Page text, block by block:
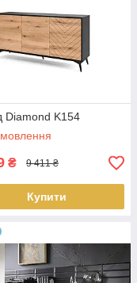
Diamond K154
₴ 9 411 ₴
Купити